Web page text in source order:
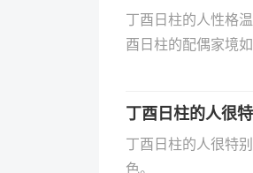
丁酉日柱的人性格
酉日柱的配偶家境如
丁酉日柱的人很特
丁酉日柱的人很特
色‌。